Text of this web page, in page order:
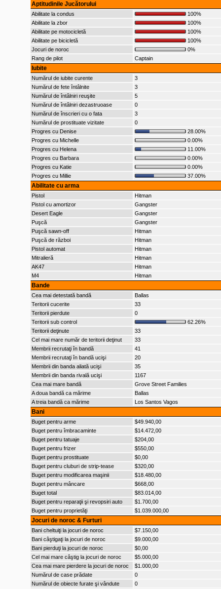
Aptitudinile Jucătorului
Abilitate la condus
100%
Abilitate la zbor
100%
Abilitate pe motocicletă
100%
Abilitate pe bicicletă
100%
Jocuri de noroc
0%
Rang de pilot
Captain
Iubite
Numărul de iubite curente
3
Numărul de fete întâlnite
3
Numărul de întâlniri reuşite
5
Numărul de întâlniri dezastruoase
0
Numărul de înscrieri cu o fata
3
Numărul de prostituate vizitate
0
Progres cu Denise
28.00%
Progres cu Michelle
0.00%
Progres cu Helena
11.00%
Progres cu Barbara
0.00%
Progres cu Katie
0.00%
Progres cu Millie
37.00%
Abilitate cu arma
Pistol
Hitman
Pistol cu amortizor
Gangster
Desert Eagle
Gangster
Puşcă
Gangster
Puşcă sawn-off
Hitman
Puşcă de război
Hitman
Pistol automat
Hitman
Mitralieră
Hitman
AK47
Hitman
M4
Hitman
Bande
Cea mai detestată bandă
Ballas
Teritorii cucerite
33
Teritorii pierdute
0
Teritorii sub control
62.26%
Teritorii deţinute
33
Cel mai mare număr de teritorii deţinut
33
Membrii recrutaţi în bandă
41
Membrii recrutaţi în bandă ucişi
20
Membrii din banda aliată ucişi
35
Membrii din banda rivală ucişi
1167
Cea mai mare bandă
Grove Street Families
A doua bandă ca mărime
Ballas
A treia bandă ca mărime
Los Santos Vagos
Bani
Buget pentru arme
$49.940,00
Buget pentru îmbracaminte
$14.472,00
Buget pentru tatuaje
$204,00
Buget pentru frizer
$550,00
Buget pentru prostituate
$0,00
Buget pentru cluburi de strip-tease
$320,00
Buget pentru modificarea maşinii
$18.480,00
Buget pentru mâncare
$668,00
Buget total
$83.014,00
Buget pentru reparaţii şi revopsiri auto
$1.700,00
Buget pentru proprietăţi
$1.039.000,00
Jocuri de noroc & Furturi
Bani cheltuiţi la jocuri de noroc
$7.150,00
Bani câştigaţi la jocuri de noroc
$9.000,00
Bani pierduţi la jocuri de noroc
$0,00
Cel mai mare câştig la jocuri de noroc
$5.000,00
Cea mai mare pierdere la jocuri de noroc
$1.000,00
Numărul de case prădate
0
Numărul de obiecte furate şi vândute
0